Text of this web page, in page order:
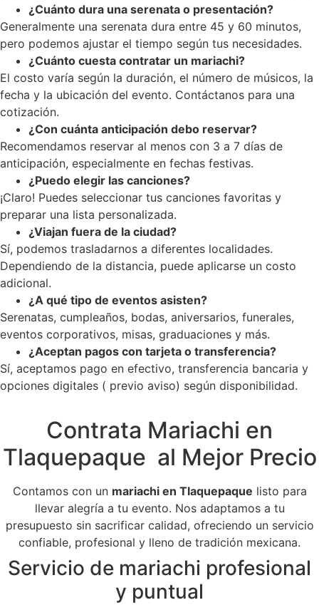
¿Cuánto dura una serenata o presentación?
Generalmente una serenata dura entre 45 y 60 minutos,
pero podemos ajustar el tiempo según tus necesidades.
¿Cuánto cuesta contratar un mariachi?
El costo varía según la duración, el número de músicos, la
fecha y la ubicación del evento. Contáctanos para una
cotización.
¿Con cuánta anticipación debo reservar?
Recomendamos reservar al menos con 3 a 7 días de
anticipación, especialmente en fechas festivas.
¿Puedo elegir las canciones?
¡Claro! Puedes seleccionar tus canciones favoritas y
preparar una lista personalizada.
¿Viajan fuera de la ciudad?
Sí, podemos trasladarnos a diferentes localidades.
Dependiendo de la distancia, puede aplicarse un costo
adicional.
¿A qué tipo de eventos asisten?
Serenatas, cumpleaños, bodas, aniversarios, funerales,
eventos corporativos, misas, graduaciones y más.
¿Aceptan pagos con tarjeta o transferencia?
Sí, aceptamos pago en efectivo, transferencia bancaria y
opciones digitales ( previo aviso) según disponibilidad.
Contrata Mariachi en
Tlaquepaque al Mejor Precio
Contamos con un mariachi en Tlaquepaque listo para
llevar alegría a tu evento. Nos adaptamos a tu
presupuesto sin sacrificar calidad, ofreciendo un servicio
confiable, profesional y lleno de tradición mexicana.
Servicio de mariachi profesional
y puntual